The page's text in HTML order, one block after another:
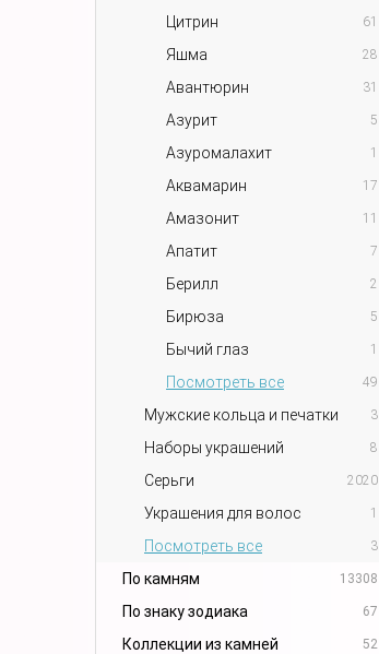
Цитрин 61
Яшма 28
Авантюрин 31
Азурит 5
Азуромалахит 1
Аквамарин 17
Амазонит 11
Апатит 7
Берилл 2
Бирюза 5
Бычий глаз 1
Посмотреть все 49
Мужские кольца и печатки 3
Наборы украшений 8
Серьги 2020
Украшения для волос 1
Посмотреть все 3
По камням 13308
По знаку зодиака 67
Коллекции из камней 52